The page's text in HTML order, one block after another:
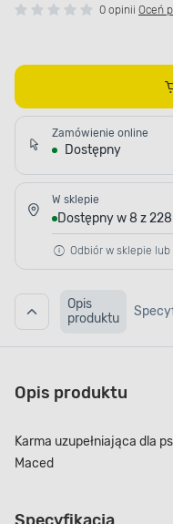
0 opinii Oceń
Zamówienie online
Dostępny
W sklepie
Dostępny w 8 z
Odbiór w sklepie lub
Opis
produktu
Opis produktu
Karma uzupełniająca dla
Maced